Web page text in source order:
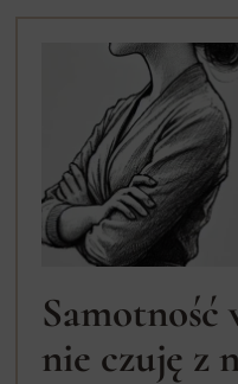
Samotność
nie czuję z